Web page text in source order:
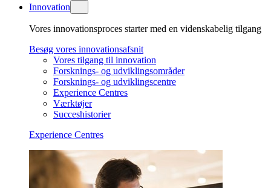
Innovation
Vores innovationsproces starter med en videnskabelig tilgang
Besøg vores innovationsafsnit
Vores tilgang til innovation
Forsknings- og udviklingsområder
Forsknings- og udviklingscentre
Experience Centres
Værktøjer
Succeshistorier
Experience Centres